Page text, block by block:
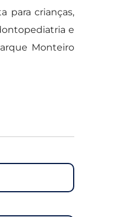
para crianças,
e
Monteiro